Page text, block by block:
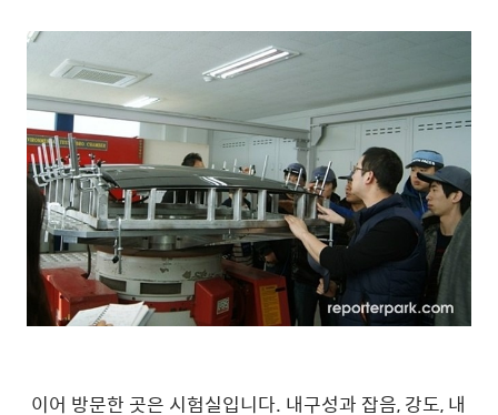
이어 방문한 곳은 시험실입니다. 내구성과 잡음, 강도, 내